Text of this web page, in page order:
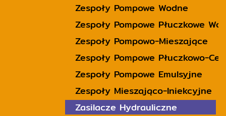
Zespoły Pompowe Wodne
Zespoły Pompowe Płuczkowe
Zespoły Pompowo-Mieszające
Zespoły Pompowe Płuczkowo-
Zespoły Pompowe Emulsyjne
Zespoły Mieszająco-Iniekcyjne
Zasilacze Hydrauliczne